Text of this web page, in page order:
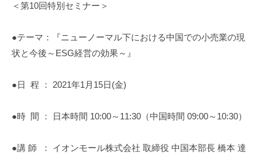
＜第10回特別セミナー＞
●テーマ：『ニューノーマル下における中国での小売業の現
状と今後～ESG経営の効果～』
●日 程 ： 2021年1月15日(金)
●時 間 ： 日本時間 10:00～11:30（中国時間 09:00～10:30）
●講 師 ： イオンモール株式会社 取締役 中国本部長 橋本 達